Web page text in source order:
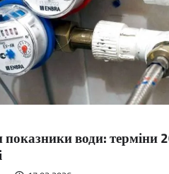
води: терміни